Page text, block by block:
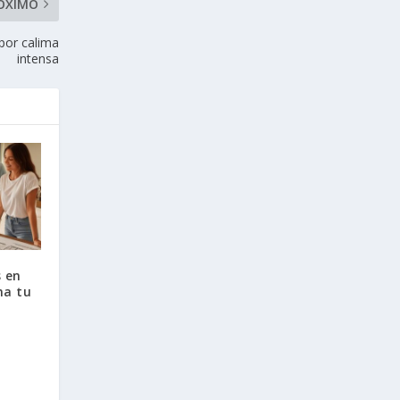
calima
intensa
tu